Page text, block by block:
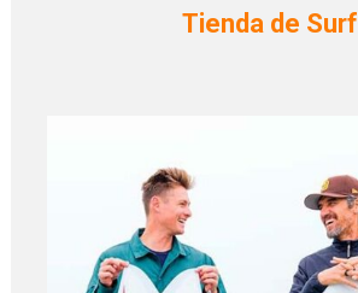
Tienda de Surf